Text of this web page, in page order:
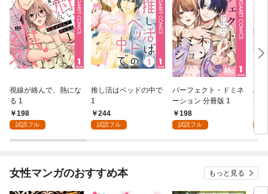
視線が絡んで、熱にな
る 1
198
試読フル
推し活はベッドの中で
1
244
試読フル
パーフェクト・ドミネ
ーション 分冊版 1
198
試読フル
ふ
言
女性マンガのおすすめ本 もっと見る